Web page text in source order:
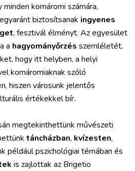
komáromi számára,
biztosítsanak ingyenes
, fesztivál élményt. Az egyesület
a hagyományőrzés szemléletét,
hogy itt helyben, a helyi
komáromiaknak szóló
hiszen városunk jelentős
értékekkel bír.
megtekinthettünk művészeti
táncházban, kvízesten,
például pszichológiai témában és
is zajlottak az Brigetio